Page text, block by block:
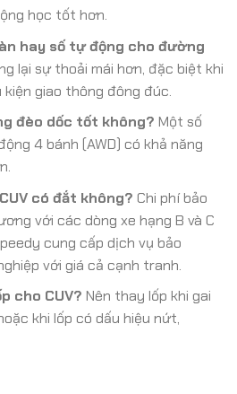
học tốt hơn.
hay số tự động cho đường
lại sự thoải mái hơn, đặc biệt khi
giao thông đông đúc.
đèo dốc tốt không? Một số
4 bánh (AWD) có khả năng
có đắt không? Chi phí bảo
với các dòng xe hạng B và C
cung cấp dịch vụ bảo
với giá cả cạnh tranh.
cho CUV? Nên thay lốp khi gai
khi lốp có dấu hiệu nứt,